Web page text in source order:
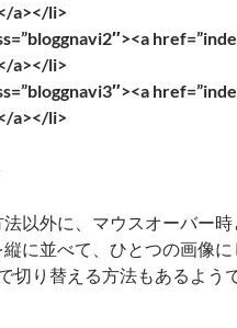
a></li>
a></li>
a></li>
以外に、マウスオーバー
に並べて、ひとつの画像
切り替える方法もあるようで